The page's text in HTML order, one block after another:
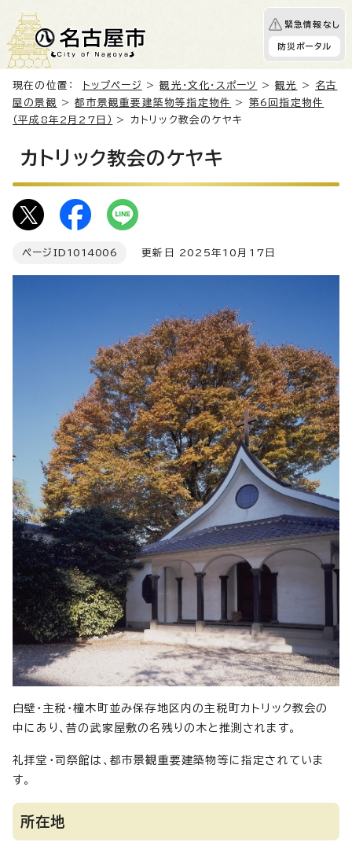
緊急情報なし
防災ポータル
現在の位置： トップページ >観光・文化・スポーツ >観光 > 名古
屋の景観
>都市景観重要建築物等指定物件 > 第6回指定物件
（平成8年2月27日）
> カトリック教会のケヤキ
カトリック教会のケヤキ
ページID 1014006 更新日 2025年10月17日
白壁・主税・橦木町並み保存地区内の主税町カトリック教会の
中にあり、昔の武家屋敷の名残りの木と推測されます。
礼拝堂・司祭館は、都市景観重要建築物等に指定されていま
す。
所在地